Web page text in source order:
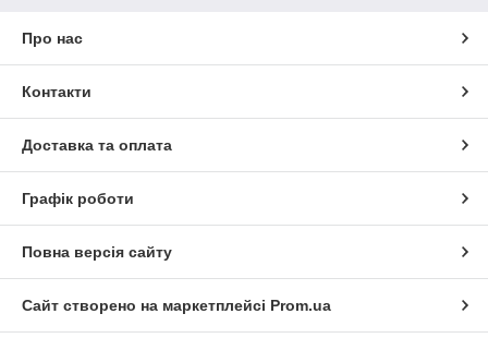
Про нас
Контакти
Доставка та оплата
Графік роботи
Повна версія сайту
Сайт створено на маркетплейсі Prom.ua